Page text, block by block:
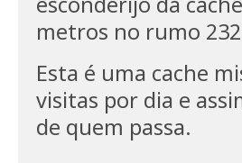
metros no rumo
Esta é uma cache
visitas por dia e
de quem passa.